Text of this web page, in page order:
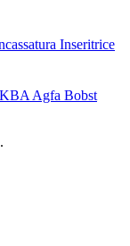
Inseritrice
KBA Agfa Bobst